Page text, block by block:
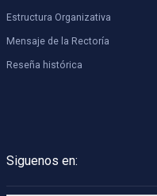
Siguenos en:
Estructura Organizativa
Mensaje de la Rectoría
Reseña histórica